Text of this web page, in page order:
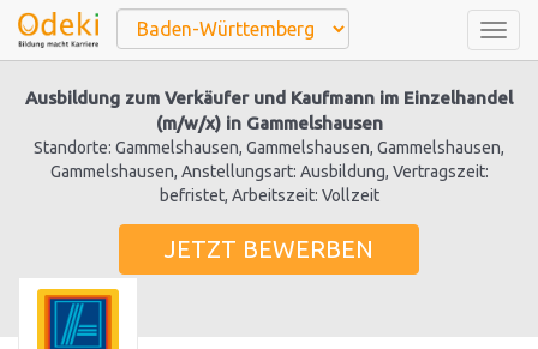
Ausbildung zum Verkäufer und Kaufmann im Einzelhandel
(m/w/x) in Gammelshausen
Standorte: Gammelshausen, Gammelshausen, Gammelshausen,
Gammelshausen, Anstellungsart: Ausbildung, Vertragszeit:
befristet, Arbeitszeit: Vollzeit
JETZT BEWERBEN